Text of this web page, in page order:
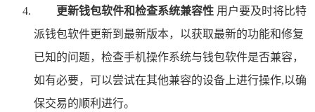
更新钱包软件和检查系统兼容性 用户要及时将比特
派钱包软件更新到最新版本，以获取最新的功能和修复
已知的问题，检查手机操作系统与钱包软件是否兼容，
如有必要，可以尝试在其他兼容的设备上进行操作,以确
保交易的顺利进行。